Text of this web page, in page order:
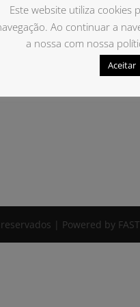
| Powered by
Este website utiliza cookies
Ao continuar a
a nossa com nossa
Aceitar